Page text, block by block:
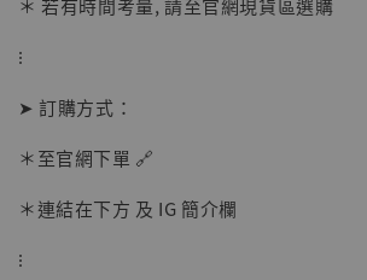
NT$ 4,980
⁝
➤ 訂購方式：
＊至官網下單 🔗
＊連結在下方 及 IG 簡介欄
⁝